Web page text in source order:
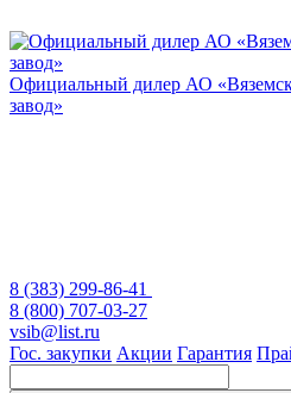
Официальный дилер АО
завод»
8 (383) 299-86-41
8 (800) 707-03-27
vsib@list.ru
Гос. закупки Акции Гарантия